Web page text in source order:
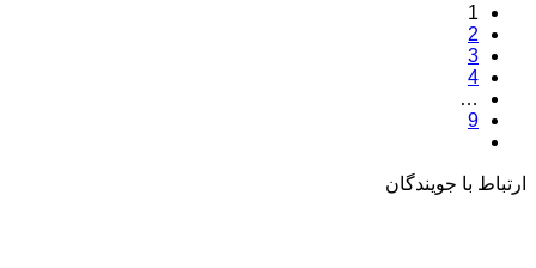
1
2
3
4
…
9
ارتباط با جویندگان